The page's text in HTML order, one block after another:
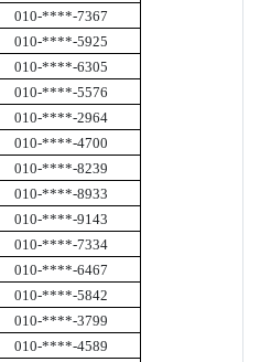
010-****-7367
010-****-5925
010-****-6305
010-****-5576
010-****-2964
010-****-4700
010-****-8239
010-****-8933
010-****-9143
010-****-7334
010-****-6467
010-****-5842
010-****-3799
010-****-4589